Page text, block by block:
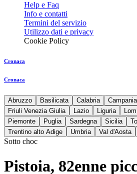
Help e Faq
Info e contatti
Termini del servizio
Utilizzo dati e privacy
Cookie Policy
Cronaca
Cronaca
Abruzzo Basilicata Calabria Campania
Friuli Venezia Giulia
Lazio Liguria
Piemonte
Puglia Sardegna Sicilia
Trentino alto Adige
Umbria Val d'Aosta
Sotto choc
Pistoia, 82enne